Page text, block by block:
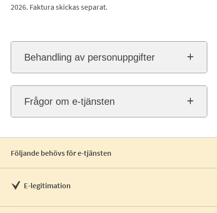
2026. Faktura skickas separat.
Behandling av personuppgifter
Frågor om e-tjänsten
Följande behövs för e-tjänsten
E-legitimation